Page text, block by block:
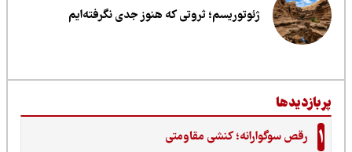
ژئوتوریسم؛ ثروتی که هنوز جدی نگرفته‌ایم
رقص سوگوارانه؛ کنشی مقاومتی